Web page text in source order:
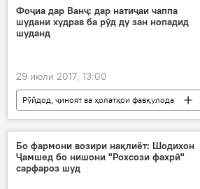
Кристина Проженко
қаҳрамонӣ
Дар ҷаҳон
Фоҷиа дар Ванҷ: дар натиҷаи чаппа
шудани худрав ба рӯд ду зан нопадид
шуданд
29 июли 2017, 13:00
Рӯйдод, ҷиноят ва ҳолатҳои фавқулода
Ҳамаи хабарҳо
рӯд
худрав
фоҷиа
Дар Тоҷикистон
Бо фармони возири нақлиёт: Шодихон
Ҷамшед бо нишони "Рохсози фахрӣ"
сарфароз шуд